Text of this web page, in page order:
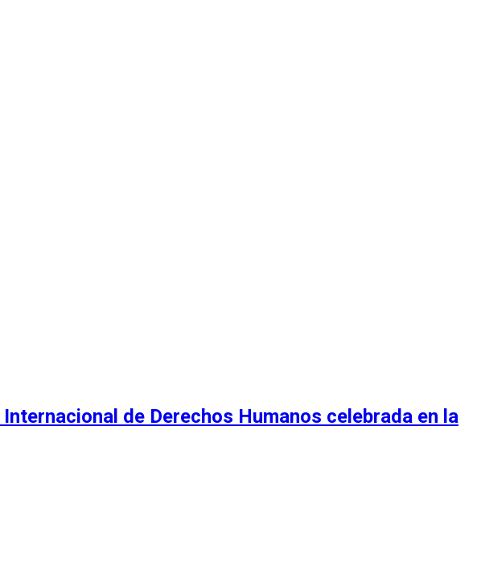
de Derechos Humanos celebrada en la